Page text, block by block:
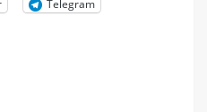
Telegram